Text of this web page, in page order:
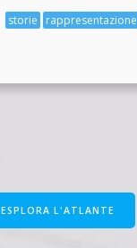
rappresentazione
storie
ESPLORA L'ATLANTE